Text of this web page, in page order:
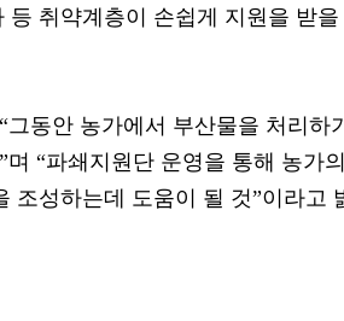
취약계층이 손쉽게 지원을 받을
동안 농가에서 부산물을 처리하
“파쇄지원단 운영을 통해 농가
조성하는데 도움이 될 것”이라고